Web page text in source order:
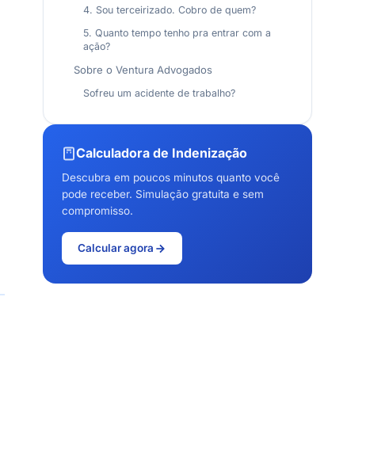
4. Sou terceirizado. Cobro de quem?
5. Quanto tempo tenho pra entrar com a
ação?
Sobre o Ventura Advogados
Sofreu um acidente de trabalho?
Calculadora de Indenização
Descubra em poucos minutos quanto você
pode receber. Simulação gratuita e sem
compromisso.
Calcular agora